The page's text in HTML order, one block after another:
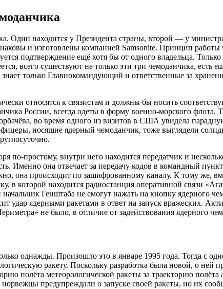
Один находится у Президента страны, второй — у
и изготовлены компанией Samsonite. Принцип работы
подтверждение ещё хотя бы от одного владельца. Только
всего существуют не только эти три чемоданчика, есть
только Главнокомандующий и ответственные за
относятся к связистам и должны бы носить
России, всегда одеты в форму военно-морского флота.
во время одного из визитов в США увидела
носящие ядерный чемоданчик, тоже выглядели
по-простому, внутри него находится передатчик и
Именно она отвечает за передачу кодов в командный
она происходит по зашифрованному каналу. К тому же,
в которой находится радиостанция оперативной связи
Генштаба не смогут нажать на кнопку ядерного
удар ядерными ракетами в ответ на запуск вражеских.
не было, в отличие от задействования ядерного
однажды. Произошло это в январе 1995 года. Тогда с
ракету. Поскольку разработка была новой, о ней
полёта метеорологической ракеты за траекторию полёта
предупреждали о запуске своей ракеты, но их